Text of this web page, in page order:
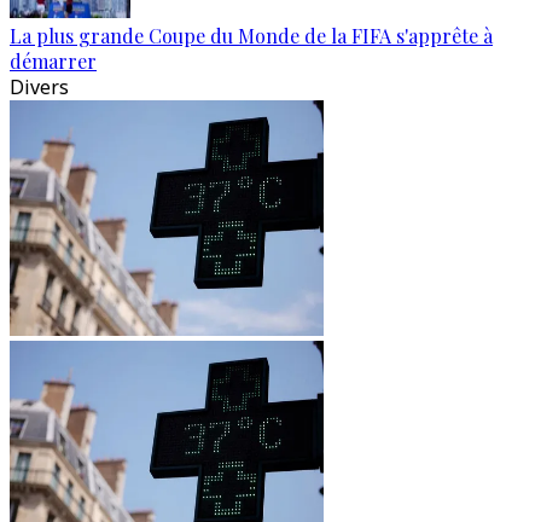
La plus grande Coupe du Monde de la FIFA s'apprête à
démarrer
Divers